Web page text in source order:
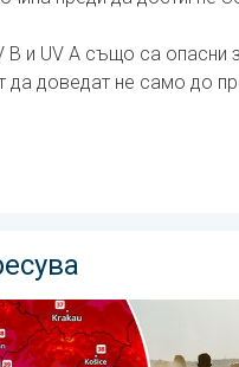
B и UV A също са
да доведат не само до
мусон. . . сряда, 29 юли
жега в Източна